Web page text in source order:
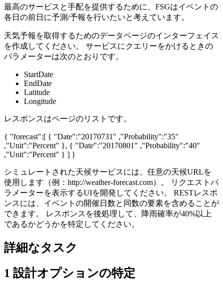
最高のサービスと手配を提供するために、FSGはイベントの
各日の前日に予測/予報を行いたいと考えています。
天気予報を取得するためのデータページのインターフェイス
を作成してください。 サービスにクエリーをかけるときの
パラメーターは次のとおりです。
StartDate
EndDate
Latitude
Longitude
レスポンスはページのリストです。
{ "forecast":[ { "Date":"20170731" ,"Probability":"35"
,"Unit":"Percent" }, { "Date":"20170801" ,"Probability":"40"
,"Unit":"Percent" } ] }
シミュレートされた天候サービスには、任意の天候URLを
使用します（例：http://weather-forecast.com）。 リクエストパ
ラメーターを表示するUIを開発してください。 RESTレスポ
ンスには、イベントの開催日数と同数の要素を含めることが
できます。 レスポンスを後処理して、降雨確率が40%以上
であるかどうかを特定してください。
詳細なタスク
1 設計オプションの特定